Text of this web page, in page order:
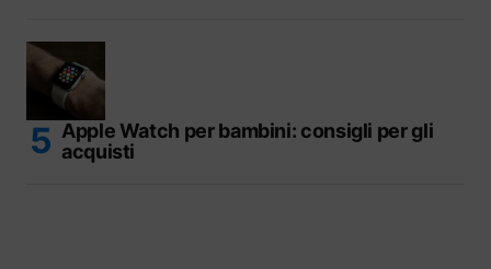
Apple Watch per bambini: consigli per gli
acquisti